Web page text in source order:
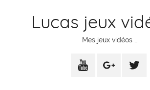
Lucas jeux
Mes jeux vidéos …
YoutubeGoogle+Twitter